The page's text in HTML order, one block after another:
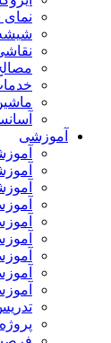
آموزشی